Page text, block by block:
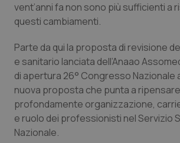
Friuli Venezia Giulia
Lazio
Liguria
Lombardia
Marche
Dermatite Atopica
Diabete & glucometri
Disturbi dell’umore
Dolore
Donna & Salute
vent’anni fa non sono più sufficienti a
questi cambiamenti.
Parte da qui la proposta di revisione
e sanitario lanciata dell’Anaao
di apertura 26° Congresso Nazionale
nuova proposta che punta a ripensare
profondamente organizzazione,
e ruolo dei professionisti nel Servizio
Nazionale.